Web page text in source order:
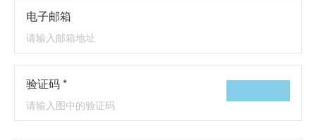
电子邮箱
验证码 *